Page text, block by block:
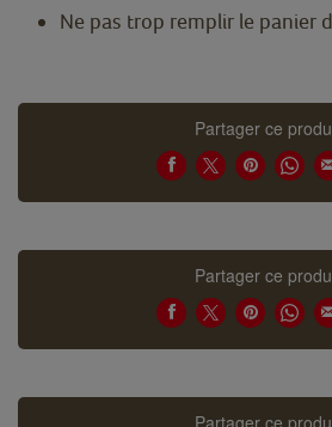
Ne pas trop remplir le panier
Partager ce
Partager ce